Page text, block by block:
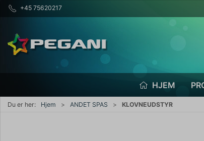
+45 75620217
HJEM
Du er her: Hjem ANDET SPAS KLOVNEUDSTYR